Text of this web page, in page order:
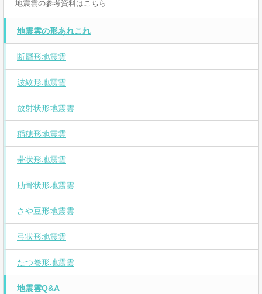
地震雲の参考資料はこちら
地震雲の形あれこれ
断層形地震雲
波紋形地震雲
放射状形地震雲
稲穂形地震雲
帯状形地震雲
肋骨状形地震雲
さや豆形地震雲
弓状形地震雲
たつ巻形地震雲
地震雲Q&A